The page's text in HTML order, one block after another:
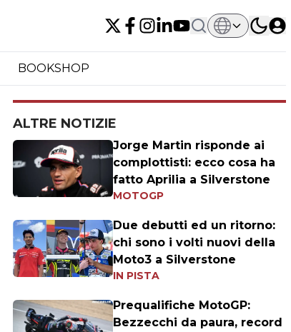
BOOKSHOP
ALTRE NOTIZIE
Jorge Martin risponde ai
complottisti: ecco cosa ha
fatto Aprilia a Silverstone
MOTOGP
Due debutti ed un ritorno:
chi sono i volti nuovi della
Moto3 a Silverstone
IN PISTA
Prequalifiche MotoGP:
Bezzecchi da paura, record